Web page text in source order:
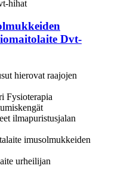
Dvt-
hierovat raajojen
Fysioterapia
ilmapuristusjalan
imusolmukkeiden
urheilijan